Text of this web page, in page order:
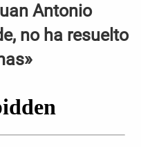
Antonio
no ha resuelto